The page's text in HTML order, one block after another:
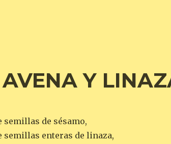
Y
semillas de sésamo,
semillas enteras de linaza,